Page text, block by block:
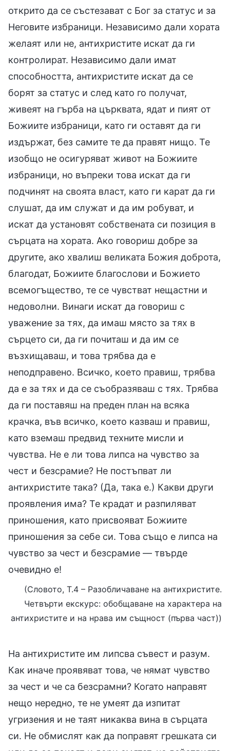
открито да се състезават с Бог за статус и за
Неговите избраници. Независимо дали хората
желаят или не, антихристите искат да ги
контролират. Независимо дали имат
способността, антихристите искат да се
борят за статус и след като го получат,
живеят на гърба на църквата, ядат и пият от
Божиите избраници, като ги оставят да ги
издържат, без самите те да правят нищо. Те
изобщо не осигуряват живот на Божиите
избраници, но въпреки това искат да ги
подчинят на своята власт, като ги карат да ги
слушат, да им служат и да им робуват, и
искат да установят собствената си позиция в
сърцата на хората. Ако говориш добре за
другите, ако хвалиш великата Божия доброта,
благодат, Божиите благослови и Божието
всемогъщество, те се чувстват нещастни и
недоволни. Винаги искат да говориш с
уважение за тях, да имаш място за тях в
сърцето си, да ги почиташ и да им се
възхищаваш, и това трябва да е
неподправено. Всичко, което правиш, трябва
да е за тях и да се съобразяваш с тях. Трябва
да ги поставяш на преден план на всяка
крачка, във всичко, което казваш и правиш,
като вземаш предвид техните мисли и
чувства. Не е ли това липса на чувство за
чест и безсрамие? Не постъпват ли
антихристите така? (Да, така е.) Какви други
проявления има? Те крадат и разпиляват
приношения, като присвояват Божиите
приношения за себе си. Това също е липса на
чувство за чест и безсрамие — твърде
очевидно е!
(Словото, Т.4 – Разобличаване на антихристите.
Четвърти екскурс: обобщаване на характера на
антихристите и на нрава им същност (първа част))
На антихристите им липсва съвест и разум.
Как иначе проявяват това, че нямат чувство
за чест и че са безсрамни? Когато направят
нещо нередно, те не умеят да изпитат
угризения и не таят никаква вина в сърцата
си. Не обмислят как да поправят грешката си